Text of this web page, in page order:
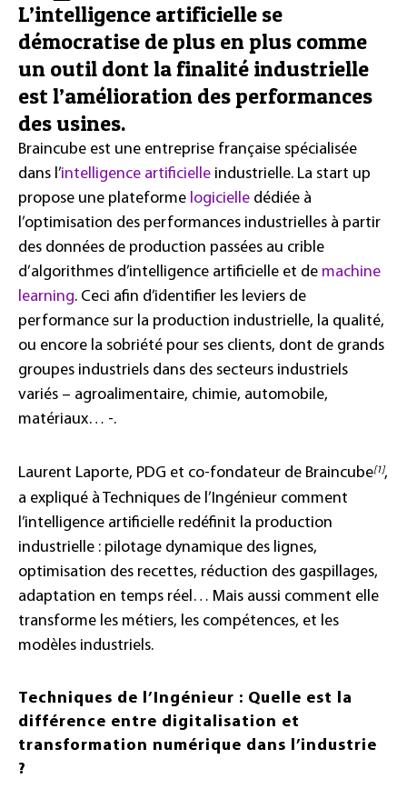
L’intelligence artificielle se
démocratise de plus en plus comme
un outil dont la finalité industrielle
est l’amélioration des performances
des usines.
Braincube est une entreprise française spécialisée
dans l’intelligence artificielle industrielle. La start up
propose une plateforme logicielle dédiée à
l’optimisation des performances industrielles à partir
des données de production passées au crible
d’algorithmes d’intelligence artificielle et de machine
learning. Ceci afin d’identifier les leviers de
performance sur la production industrielle, la qualité,
ou encore la sobriété pour ses clients, dont de grands
groupes industriels dans des secteurs industriels
variés – agroalimentaire, chimie, automobile,
matériaux… -.
Laurent Laporte, PDG et co-fondateur de Braincube[1],
a expliqué à Techniques de l’Ingénieur comment
l’intelligence artificielle redéfinit la production
industrielle : pilotage dynamique des lignes,
optimisation des recettes, réduction des gaspillages,
adaptation en temps réel… Mais aussi comment elle
transforme les métiers, les compétences, et les
modèles industriels.
Techniques de l’Ingénieur : Quelle est la
différence entre digitalisation et
transformation numérique dans l’industrie
?